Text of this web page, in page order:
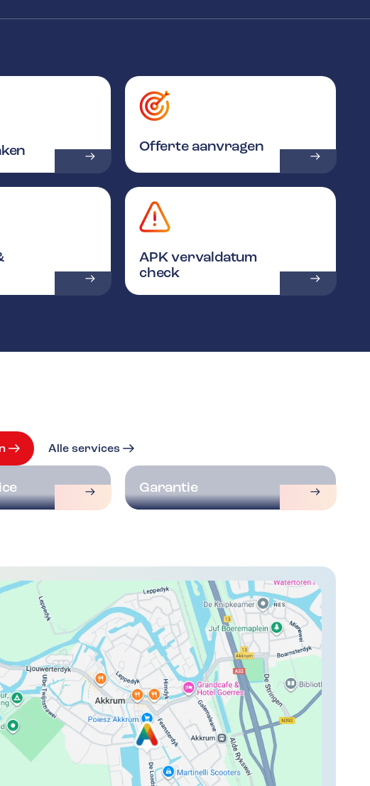
Offerte aanvragen
APK vervaldatum
check
Alle services
Garantie